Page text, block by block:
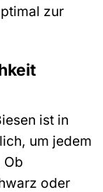
zur
ist in
um jedem
Ob
oder